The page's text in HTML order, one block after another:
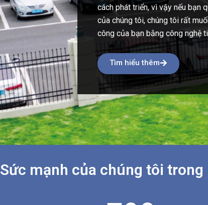
cách phát triển, vì vậy nếu bạn
của chúng tôi, chúng tôi rất
công của bạn bằng công nghệ
Tìm hiểu thêm
Sức mạnh của chúng tôi trong